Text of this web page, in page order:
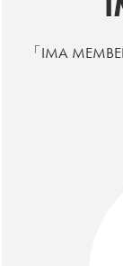
「IMA